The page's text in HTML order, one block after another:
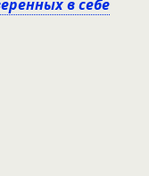
в себе